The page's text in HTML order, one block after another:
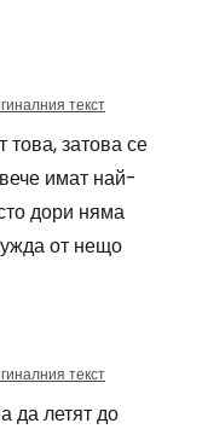
текст
това, затова се
имат най-
дори няма
от нещо
текст
да летят до